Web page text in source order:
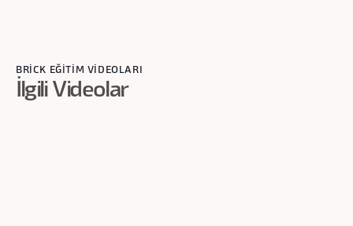
BRİCK EĞİTİM VİDEOLARI
İlgili Videolar